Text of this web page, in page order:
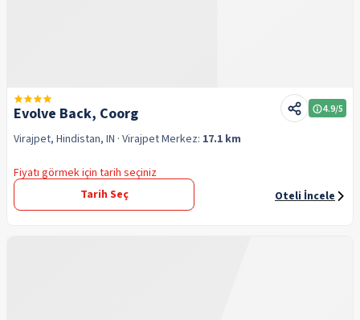
Evolve Back, Coorg 4.9/5
Virajpet, Hindistan, IN · VirajpetMerkez: 17.1 km
Fiyatı görmek için tarih seçiniz
Tarih Seç
Oteli İncele